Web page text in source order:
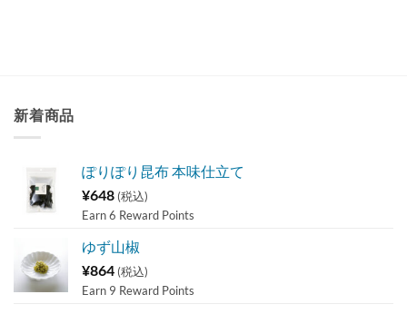
新着商品
ぽりぽり昆布 本味仕立て
¥648 (税込)
Earn 6 Reward Points
ゆず山椒
¥864 (税込)
Earn 9 Reward Points